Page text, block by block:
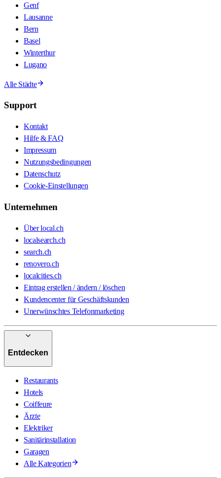
Genf
Lausanne
Bern
Basel
Winterthur
Lugano
Alle Städte
Support
Kontakt
Hilfe & FAQ
Impressum
Nutzungsbedingungen
Datenschutz
Cookie-Einstellungen
Unternehmen
Über local.ch
localsearch.ch
search.ch
renovero.ch
localcities.ch
Eintrag erstellen / ändern / löschen
Kundencenter für Geschäftskunden
Unerwünschtes Telefonmarketing
Entdecken
Restaurants
Hotels
Coiffeure
Ärzte
Elektriker
Sanitärinstallation
Garagen
Alle Kategorien